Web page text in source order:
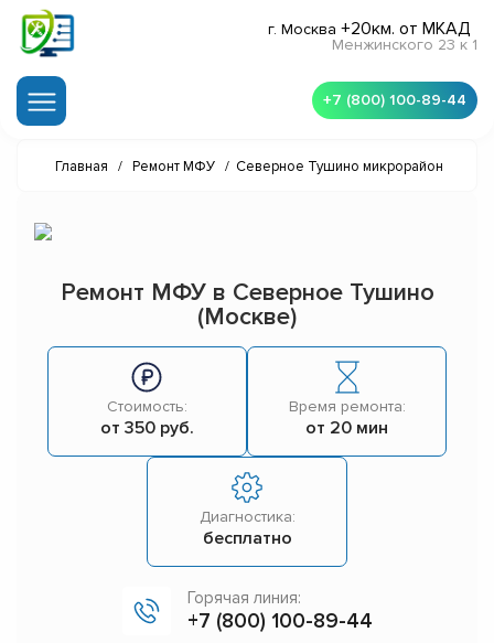
г. Москва +20км. от МКАД
Менжинского 23 к 1
+7 (800) 100-89-44
Главная / Ремонт МФУ / Северное Тушино микрорайон
Ремонт МФУ в Северное Тушино
(Москве)
Стоимость:
от 350 руб.
Время ремонта:
от 20 мин
Диагностика:
бесплатно
Горячая линия:
+7 (800) 100-89-44